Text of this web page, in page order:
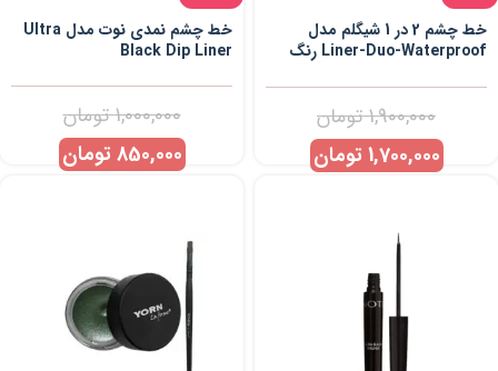
خط چشم 2 در 1 شیگلم مدل
Liner-Duo-Waterproof رنگ
1,900,000تومان
1,700,000 تومان
خط چشم نمدی نوت مدل Ultra
Black Dip Liner
1,000,000تومان
850,000 تومان